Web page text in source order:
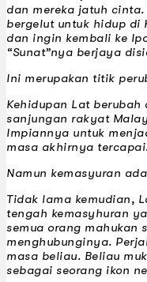
dan mereka jatuh
bergelut untuk hidup di
dan ingin kembali ke
“Sunat”nya berjaya
Ini merupakan titik
Kehidupan Lat
sanjungan rakyat
Impiannya untuk
masa akhirnya
Namun kemasyuran
Tidak lama kemudian,
tengah kemasyhuran
semua orang mahukan
menghubunginya.
masa beliau. Beliau
sebagai seorang ikon